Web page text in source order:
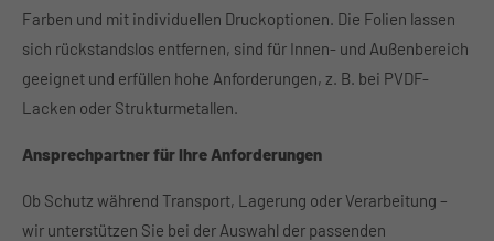
Farben und mit individuellen Druckoptionen. Die Folien lassen
sich rückstandslos entfernen, sind für Innen- und Außenbereich
geeignet und erfüllen hohe Anforderungen, z. B. bei PVDF-
Lacken oder Strukturmetallen.
Ansprechpartner für Ihre Anforderungen
Ob Schutz während Transport, Lagerung oder Verarbeitung –
wir unterstützen Sie bei der Auswahl der passenden